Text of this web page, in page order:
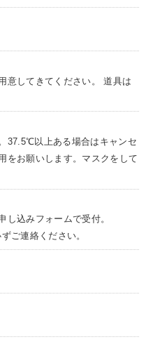
意してきてください。 道具は
37.5℃以上ある場合はキャンセ
をお願いします。マスクをして
し込みフォームで受付。
ご連絡ください。